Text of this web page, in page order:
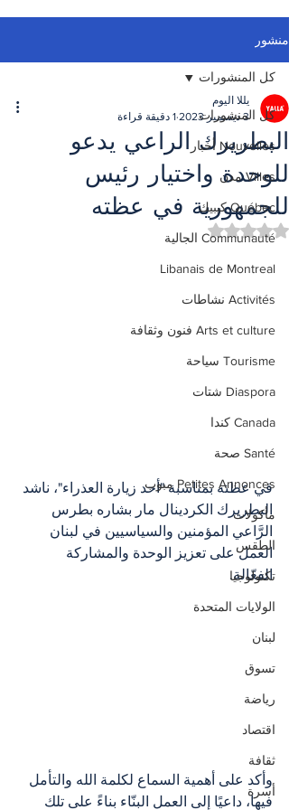
منشور
كل المنشورات
Nouvelles أخبار
Villes مدن
Québec كيبيك
Communauté الجالية
Libanais de Montreal
Activités نشاطات
Arts et culture فنون وثقافة
Tourisme سياحة
Diaspora شتات
Canada كندا
Santé صحة
Petites Annonces مبوب
مأكولات
الطقس
تكنولوجيا
الولايات المتحدة
لبنان
تسوق
رياضة
اقتصاد
ثقافة
أسرة
كل المنشورات
البطريرك الراعي يدعو
للوحدة واختيار رئيس
للجمهورية في عظته
يللا اليوم
3 ديسمبر 2023
1 دقيقة قراءة
تم التقييم بـ ليس رقمًا من أصل 5 نجوم.
في عظته بمناسبة "أحد زيارة العذراء"، ناشد
البطريرك الكردينال مار بشاره بطرس
الرَّاعي المؤمنين والسياسيين في لبنان
العمل على تعزيز الوحدة والمشاركة
الفعّالة.
وأكد على أهمية السماع لكلمة الله والتأمل
فيها، داعيًا إلى العمل البنّاء بناءً على تلك